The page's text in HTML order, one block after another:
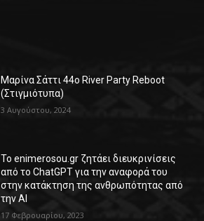
Μαρίνα Σάττι 44o River Party Reboot
(Στιγμιότυπα)
3 Αυγούστου, 2024
Το enimerosou.gr ζητάει διευκρινίσεις
από το ChatGPT για την αναφορά του
στην κατάκτηση της ανθρωπότητας από
την AI
17 Φεβρουαρίου, 2023